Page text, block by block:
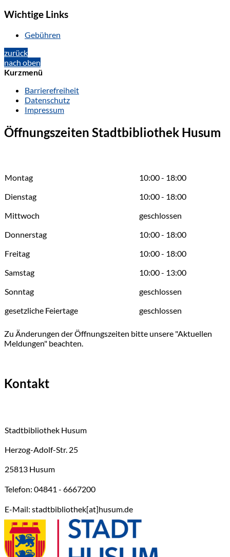
Wichtige Links
Gebühren
zurück
nach oben
Kurzmenü
Barrierefreiheit
Datenschutz
Impressum
Öffnungszeiten Stadtbibliothek Husum
Montag
10:00 - 18:00
Dienstag
10:00 - 18:00
Mittwoch
geschlossen
Donnerstag
10:00 - 18:00
Freitag
10:00 - 18:00
Samstag
10:00 - 13:00
Sonntag
geschlossen
gesetzliche Feiertage
geschlossen
Zu Änderungen der Öffnungszeiten bitte unsere "Aktuellen
Meldungen" beachten.
Kontakt
Stadtbibliothek Husum
Herzog-Adolf-Str. 25
25813 Husum
Telefon: 04841 - 6667200
E-Mail: stadtbibliothek[at]husum.de